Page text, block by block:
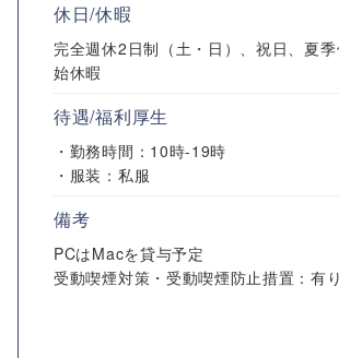
休日/休暇
完全週休2日制（土・日）、祝日、夏
始休暇
待遇/福利厚生
・勤務時間：10時-19時
・服装：私服
備考
PCはMacを貸与予定
受動喫煙対策・受動喫煙防止措置：有り